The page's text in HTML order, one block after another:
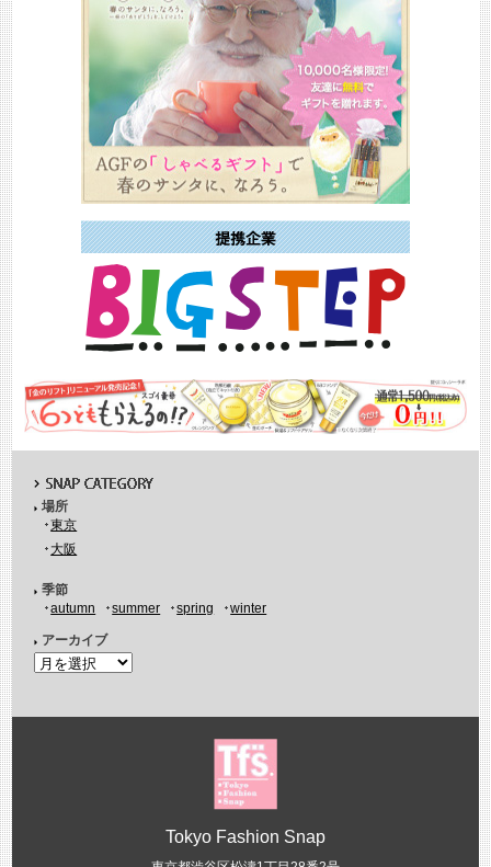
場所
東京
大阪
季節
autumn
summer spring winter
アーカイブ
Tokyo Fashion Snap